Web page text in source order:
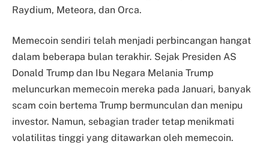
Raydium, Meteora, dan Orca.
Memecoin sendiri telah menjadi perbincangan hangat
dalam beberapa bulan terakhir. Sejak Presiden AS
Donald Trump dan Ibu Negara Melania Trump
meluncurkan memecoin mereka pada Januari, banyak
scam coin bertema Trump bermunculan dan menipu
investor. Namun, sebagian trader tetap menikmati
volatilitas tinggi yang ditawarkan oleh memecoin.